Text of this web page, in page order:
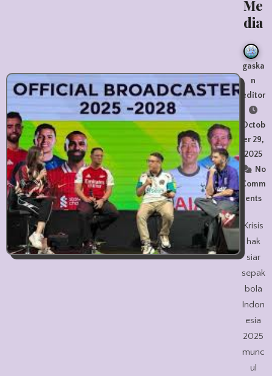
Me
dia
gaska
n
editor
Octob
er 29,
2025
No
Comm
ents
Krisis
hak
siar
sepak
bola
Indon
esia
2025
munc
ul